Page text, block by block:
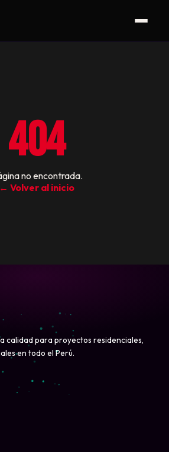
404
no encontrada.
← Volver al inicio
calidad para proyectos residenciales,
en todo el Perú.